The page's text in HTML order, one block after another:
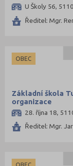
U Školy 56,
Ředitel: Mgr.
OBEC
Základní škola
organizace
28. října 18,
Ředitel: Mgr.